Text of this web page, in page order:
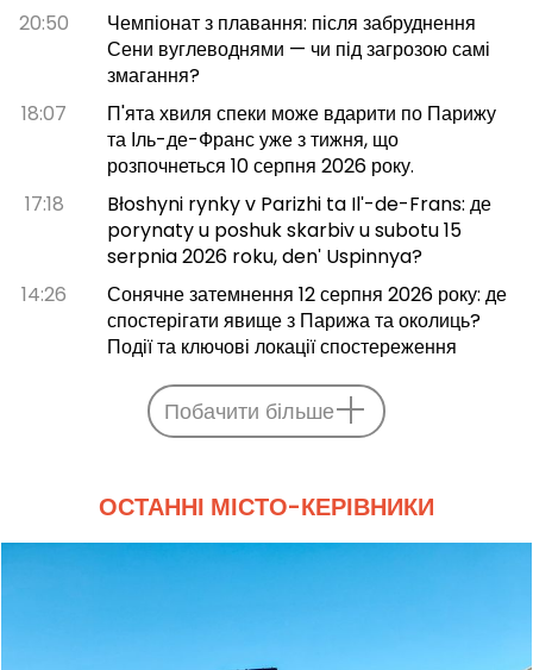
20:50
Чемпіонат з плавання: після забруднення
Сени вуглеводнями — чи під загрозою самі
змагання?
18:07
П'ята хвиля спеки може вдарити по Парижу
та Іль-де-Франс уже з тижня, що
розпочнеться 10 серпня 2026 року.
17:18
Błoshyni rynky v Parizhi ta Ilʹ-de-Frans: де
porynaty u poshuk skarbiv u subotu 15
serpnia 2026 roku, denʹ Uspinnya?
14:26
Сонячне затемнення 12 серпня 2026 року: де
спостерігати явище з Парижа та околиць?
Події та ключові локації спостереження
Побачити більше
ОСТАННІ МІСТО-КЕРІВНИКИ